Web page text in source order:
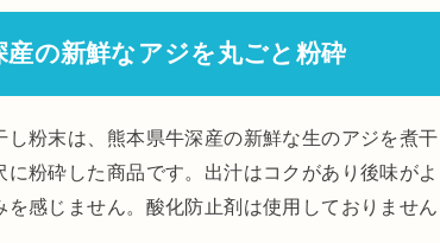
産の新鮮なアジを丸ごと粉砕
し粉末は、熊本県牛深産の新鮮な生のアジを煮
に粉砕した商品です。出汁はコクがあり後味が
を感じません。酸化防止剤は使用しておりません